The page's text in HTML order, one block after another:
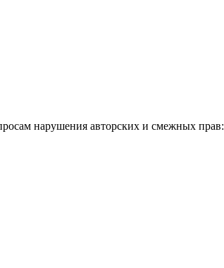
нарушения авторских и смежных прав: